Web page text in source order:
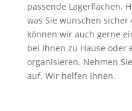
passende Lagerflächen.
was Sie wünschen
können wir auch gerne
bei Ihnen zu Hause oder
organisieren. Nehmen
auf. Wir helfen Ihnen.